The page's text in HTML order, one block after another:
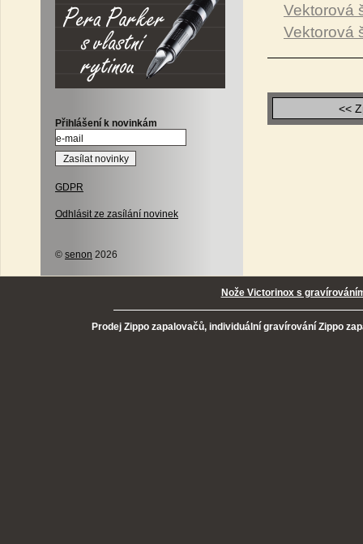
Přihlášení k novinkám
GDPR
Odhlásit ze zasílání novinek
© senon 2026
Vektorová
Vektorová
<<
Nože Victorinox s
Prodej Zippo zapalovačů, individuální gravírování Zippo